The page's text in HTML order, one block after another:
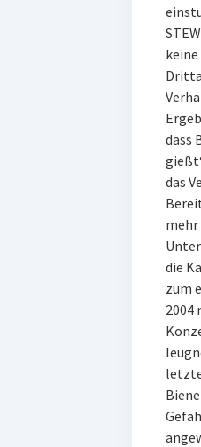
dass
das
die
zum
2004